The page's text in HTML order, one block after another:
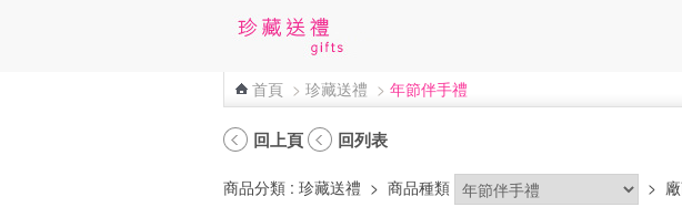
首頁 > 珍藏送禮 > 年節伴手禮
回上頁 回列表
商品分類 : 珍藏送禮 > 商品種類 >